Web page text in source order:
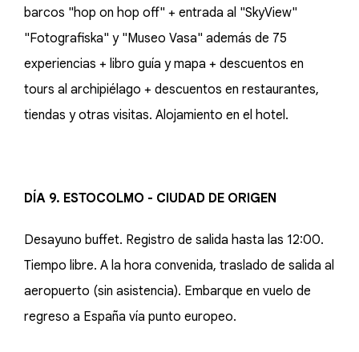
barcos "hop on hop off" + entrada al "SkyView"
"Fotografiska" y "Museo Vasa" además de 75
experiencias + libro guía y mapa + descuentos en
tours al archipiélago + descuentos en restaurantes,
tiendas y otras visitas. Alojamiento en el hotel.
DÍA 9. ESTOCOLMO - CIUDAD DE ORIGEN
Desayuno buffet. Registro de salida hasta las 12:00.
Tiempo libre. A la hora convenida, traslado de salida al
aeropuerto (sin asistencia). Embarque en vuelo de
regreso a España vía punto europeo.